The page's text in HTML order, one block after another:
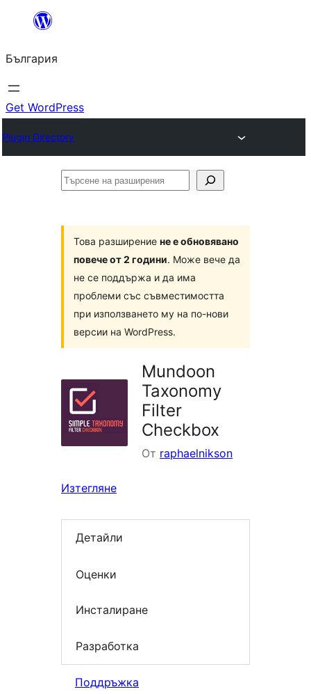
България
Get WordPress
Plugin Directory
Търсене
Това разширение не е обновявано
повече от 2 години. Може вече да
не се поддържа и да има
проблеми със съвместимостта
при използването му на по-нови
версии на WordPress.
Mundoon
Taxonomy
Filter
Checkbox
От raphaelnikson
Изтегляне
Детайли
Оценки
Инсталиране
Разработка
Поддръжка